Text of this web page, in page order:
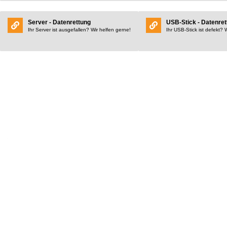
Server - Datenrettung
Ihr Server ist ausgefallen? Wir helfen gerne!
USB-Stick -
Ihr USB-Stick ist defekt?